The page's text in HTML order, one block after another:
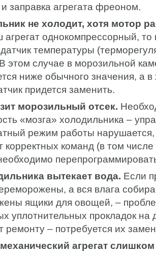
заправка агрегата фреоном.
не холодит, хотя мотор
агрегат однокомпрессорный,
температуры
этом случае в морозильной
ниже обычного значения, а
придется заменить.
морозильный отсек.
«мозга» холодильника –
режим работы нарушается,
корректных команд (в том
вытекает вода. Если
а вся влага
ящики для овощей, –
уплотнительных прокладок на
ремонту – потребуется их
агрегат